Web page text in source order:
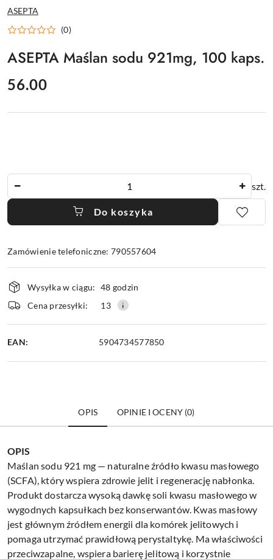
NAZWA
PRODUCENTA:
ASEPTA
(0)
ASEPTA Maślan sodu 921mg, 100 kaps.
cena:
56.00
szt.
Do koszyka
Zamówienie telefoniczne: 790557604
Dostępność
i
dostawa
Wysyłka w ciągu: 48 godzin
Cena przesyłki:
13
EAN: 5904734577850
OPIS OPINIE I OCENY (0)
OPIS
Maślan sodu 921 mg — naturalne źródło kwasu masłowego
(SCFA), który wspiera zdrowie jelit i regenerację nabłonka.
Produkt dostarcza wysoką dawkę soli kwasu masłowego w
wygodnych kapsułkach bez konserwantów. Kwas masłowy
jest głównym źródłem energii dla komórek jelitowych i
pomaga utrzymać prawidłową perystaltykę. Ma właściwości
przeciwzapalne, wspiera barierę jelitową i korzystnie